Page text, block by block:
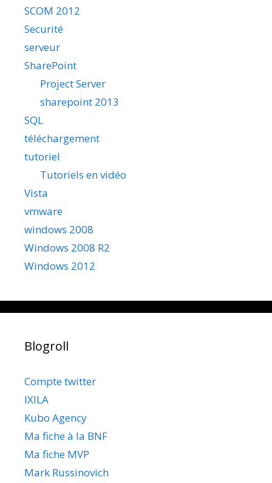
SCOM 2012
Securité
serveur
SharePoint
Project Server
sharepoint 2013
SQL
téléchargement
tutoriel
Tutoriels en vidéo
Vista
vmware
windows 2008
Windows 2008 R2
Windows 2012
Blogroll
Compte twitter
IXILA
Kubo Agency
Ma fiche à la BNF
Ma fiche MVP
Mark Russinovich